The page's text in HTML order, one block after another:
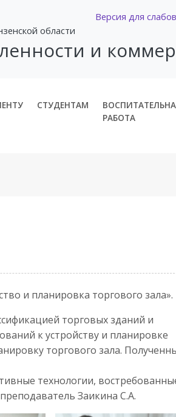
Версия для
области
и
СТУДЕНТАМ
РАБОТА
и планировка торгового зала».
торговых зданий и
к устройству и планировке
торгового зала.
технологии,
Заикина С.А.